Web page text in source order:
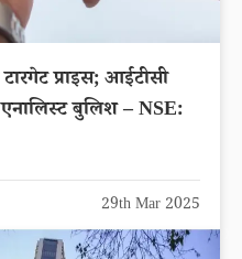
प्राइस; आईटीसी
बुलिश – NSE:
29th Mar 2025